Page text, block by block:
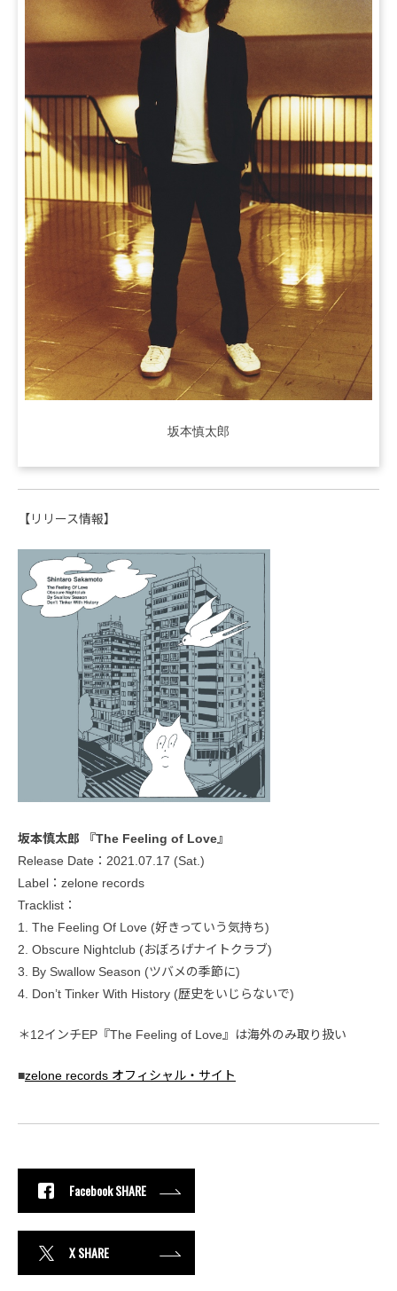
坂本慎太郎
【リリース情報】
坂本慎太郎 『The Feeling of Love』
Release Date：2021.07.17 (Sat.)
Label：zelone records
Tracklist：
1. The Feeling Of Love (好きっていう気持ち)
2. Obscure Nightclub (おぼろげナイトクラブ)
3. By Swallow Season (ツバメの季節に)
4. Don’t Tinker With History (歴史をいじらないで)
＊12インチEP『The Feeling of Love』は海外のみ取り扱い
■zelone records オフィシャル・サイト
Facebook SHARE
X SHARE